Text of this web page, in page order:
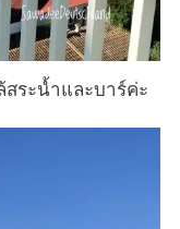
สระน้ำและบาร์ค่ะ